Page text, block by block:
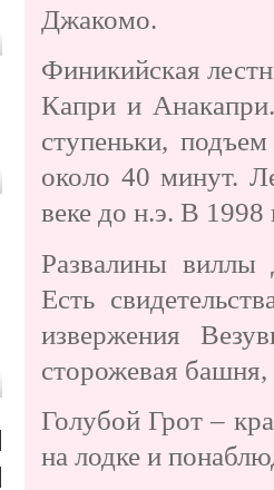
Джакомо.
Финикийская
Капри и
ступеньки,
около 40 минут.
веке до н.э. В 1998
Развалины
Есть
извержения
сторожевая башня,
Голубой Грот –
на лодке и